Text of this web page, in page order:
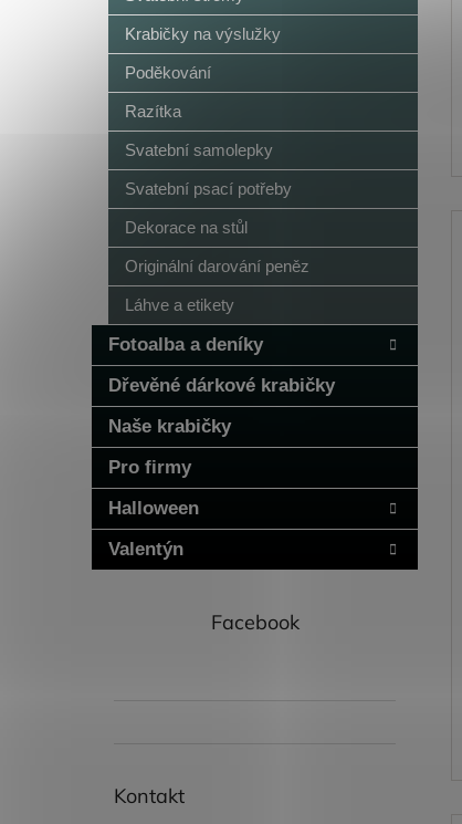
Krabičky na výslužky
Poděkování
Razítka
Svatební samolepky
Svatební psací potřeby
Dekorace na stůl
Originální darování peněz
Láhve a etikety
Fotoalba a deníky
Dřevěné dárkové krabičky
Naše krabičky
Pro firmy
Halloween
Valentýn
Facebook
Kontakt